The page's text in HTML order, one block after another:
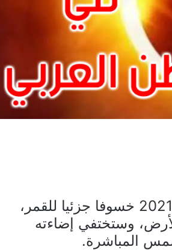
تشهد الكرة الأرضية اليوم الجمعة 19 نوفمبر 2021 خسوفا جزئيا للقمر،
وستختفي إضاءته
المباشرة.